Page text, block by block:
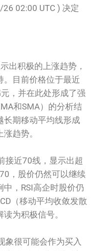
02:00 UTC ) 决定
出积极的上涨趋势，
。目前价格位于最近
，并在此处形成了强
和SMA）的分析结
长期移动平均线形成
趋势。
接近70线，显示出超
，股价仍然可以继续
中，RSI高企时股价仍
（移动平均收敛发散
为积极信号。
象很可能会作为买入